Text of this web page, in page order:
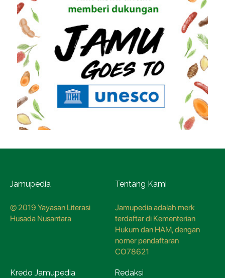
Jamupedia
© 2019 Yayasan Literasi
Husada Nusantara
Tentang Kami
Jamupedia adalah merk
terdaftar di Kementerian
Hukum dan HAM, dengan
nomer pendaftaran
CO78621
Kredo Jamupedia Redaksi